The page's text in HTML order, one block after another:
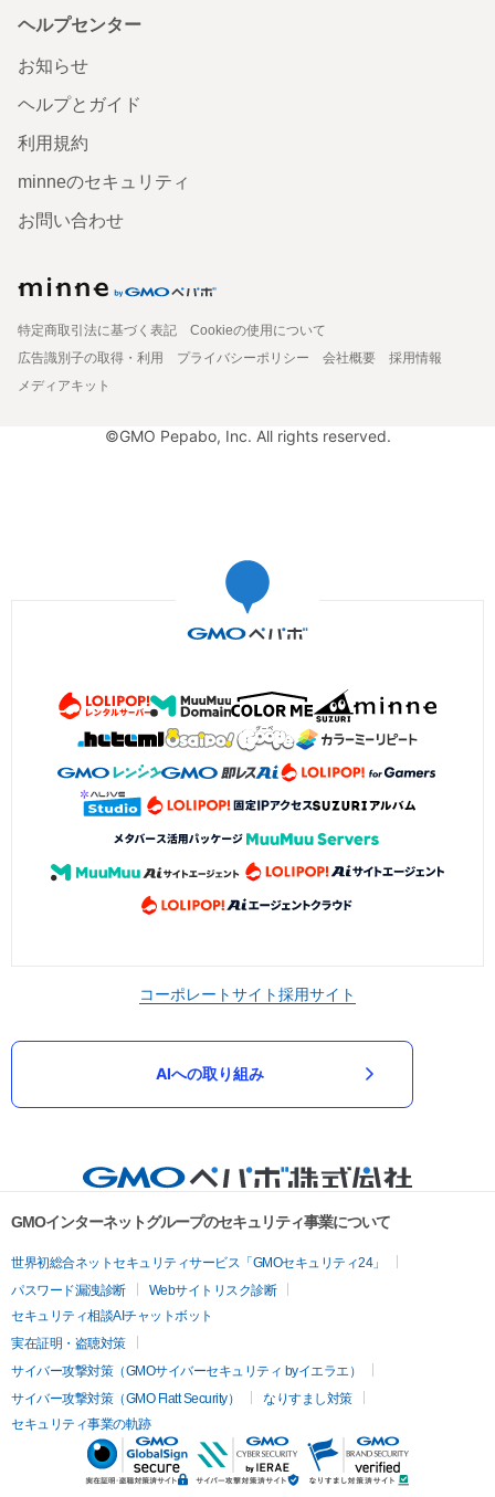
ヘルプセンター
お知らせ
ヘルプとガイド
利用規約
minneのセキュリティ
お問い合わせ
特定商取引法に基づく表記
Cookieの使用について
広告識別子の取得・利用
プライバシーポリシー 会社概要
採用情報
メディアキット
©GMO Pepabo, Inc. All rights reserved.
コーポレートサイト採用サイト
AIへの取り組み
GMOインターネットグループのセキュリティ事業について
世界初総合ネットセキュリティサービス「GMOセキュリティ24」
パスワード漏洩診断
Webサイトリスク診断
セキュリティ相談AIチャットボット
実在証明・盗聴対策
サイバー攻撃対策（GMOサイバーセキュリティ byイエラエ）
サイバー攻撃対策（GMO Flatt Security）
なりすまし対策
セキュリティ事業の軌跡